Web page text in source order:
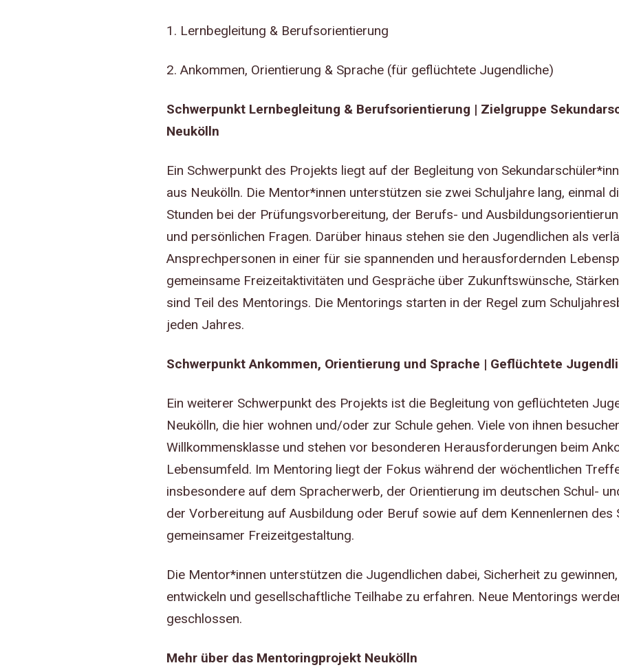
1. Lernbegleitung & Berufsorientierung
2. Ankommen, Orientierung & Sprache (für geflüchtete Jugendliche)
Schwerpunkt Lernbegleitung & Berufsorientierung | Zielgruppe
Neukölln
Ein Schwerpunkt des Projekts liegt auf der Begleitung von
aus Neukölln. Die Mentor*innen unterstützen sie zwei Schuljahre lang, einmal
Stunden bei der Prüfungsvorbereitung, der Berufs- und
und persönlichen Fragen. Darüber hinaus stehen sie den Jugendlichen als
Ansprechpersonen in einer für sie spannenden und herausfordernden
gemeinsame Freizeitaktivitäten und Gespräche über Zukunftswünsche,
sind Teil des Mentorings. Die Mentorings starten in der Regel zum
jeden Jahres.
Schwerpunkt Ankommen, Orientierung und Sprache | Geflüchtete
Ein weiterer Schwerpunkt des Projekts ist die Begleitung von geflüchteten
Neukölln, die hier wohnen und/oder zur Schule gehen. Viele von ihnen
Willkommensklasse und stehen vor besonderen Herausforderungen beim
Lebensumfeld. Im Mentoring liegt der Fokus während der wöchentlichen
insbesondere auf dem Spracherwerb, der Orientierung im deutschen Schul-
der Vorbereitung auf Ausbildung oder Beruf sowie auf dem Kennenlernen des
gemeinsamer Freizeitgestaltung.
Die Mentor*innen unterstützen die Jugendlichen dabei, Sicherheit zu
entwickeln und gesellschaftliche Teilhabe zu erfahren. Neue Mentorings
geschlossen.
Mehr über das Mentoringprojekt Neukölln